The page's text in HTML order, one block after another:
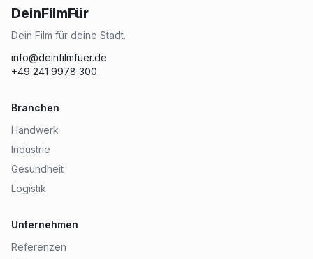
DeinFilmFür
Dein Film für deine Stadt.
info@deinfilmfuer.de
+49 241 9978 300
Branchen
Handwerk
Industrie
Gesundheit
Logistik
Unternehmen
Referenzen